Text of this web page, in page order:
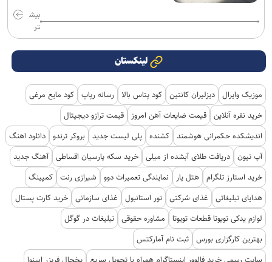
بیش
تر
لینکستان
موزیک وایرال دیزلیران کانتین کود پتاس بالا رسانه رپاپ کود مایع مرغی
خرید نقره آنلاین قیمت ضایعات آهن امروز
قیمت ترازو دیجیتال
اندیشکده حکمرانی هوشمند کشنده پلی لیست جدید بروکر ترندو دانلود اهنگ
آپ تیون دریافت طلای آبشده از میلی خرید سکه پارسیان اقساطی آهنگ جدید
خرید استارز تلگرام هتل یار نمایندگی تعمیرات دوو شیرازی رنت کمپینگ
هدایای تبلیغاتی
غذای شرکتی تور استانبول غذای سازمانی خرید کارت پستال
لوازم یدکی تویوتا قطعات تویوتا
مشاوره حقوقی تبلیغات در گوگل
بهترین کارگزاری بورس ثبت نام آمارکتس